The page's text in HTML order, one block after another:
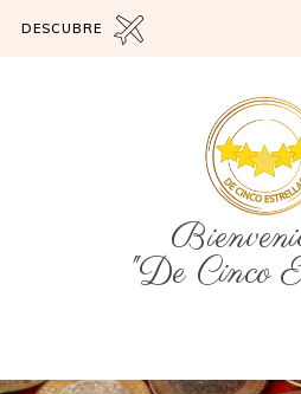
DESCUBRE
"De Cinco